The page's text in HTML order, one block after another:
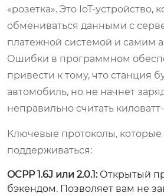
«розетка». Это IoT-устройство,
обмениваться данными с
платежной системой и самим
Ошибки в программном
привести к тому, что станция
автомобиль, но не начнет
неправильно считать
Ключевые протоколы,
поддерживаться:
OCPP 1.6J или 2.0.1:Открытый
бэкендом. Позволяет вам не